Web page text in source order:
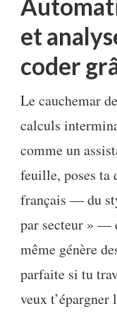
et
coder
Le cauchemar
calculs
comme un
feuille, poses ta
français — du
par secteur » —
même génère
parfaite si tu
veux t’épargner